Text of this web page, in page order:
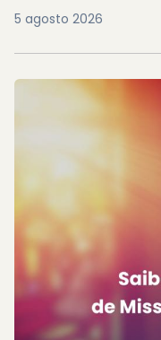
5 agosto 2026